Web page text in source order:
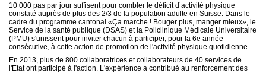
10 000 pas par jour suffisent pour combler le déficit d’activité physique
constaté auprès de plus des 2/3 de la population adulte en Suisse. Dans le
cadre du programme cantonal «Ça marche ! Bouger plus, manger mieux», le
Service de la santé publique (DSAS) et la Policlinique Médicale Universitaire
(PMU) s'unissent pour inviter chacun à participer, pour la 6e année
consécutive, à cette action de promotion de l'activité physique quotidienne.
En 2013, plus de 800 collaboratrices et collaborateurs de 40 services de
l'Etat ont participé à l'action. L'expérience a contribué au renforcement des